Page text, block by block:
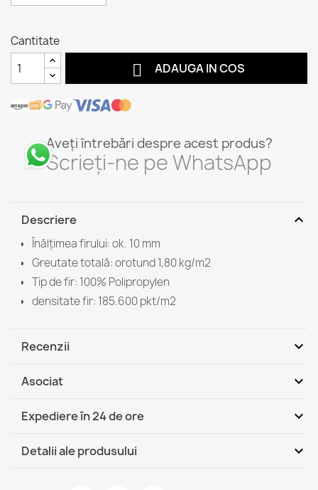
Cantitate
 ADAUGA IN COS
Aveți întrebări despre acest produs?
Scrieți-ne pe WhatsApp
Descriere expand_more
Înălțimea firului: ok. 10 mm
Greutate totală: orotund 1,80 kg/m2
Tip de fir: 100% Polipropylen
densitate fir: 185.600 pkt/m2
Recenzii expand_more
Asociat expand_more
Expediere în 24 de ore expand_more
DHL / GLS România - Ramburs (COD)
Detalii ale produsului expand_more